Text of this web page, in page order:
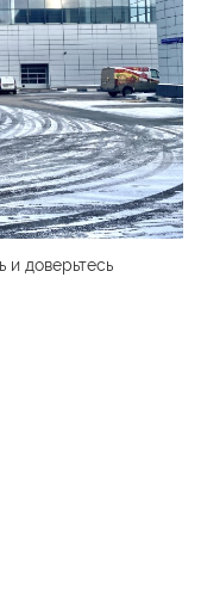
и доверьтесь